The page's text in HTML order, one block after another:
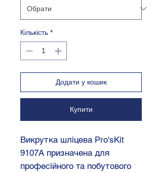
Кількість *
Додати у кошик
Купити
Викрутка шліцева Pro'sKit
9107A призначена для
професійного та побутового